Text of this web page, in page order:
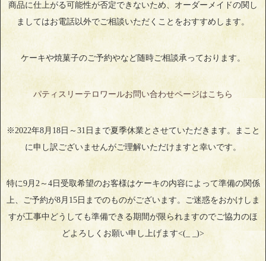
商品に仕上がる可能性が否定できないため、オーダーメイドの関し
ましてはお電話以外でご相談いただくことをおすすめします。
ケーキや焼菓子のご予約やなど随時ご相談承っております。
パティスリーテロワールお問い合わせページはこちら
※2022年8月18日～31日まで夏季休業とさせていただきます。まこと
に申し訳ございませんがご理解いただけますと幸いです。
特に9月2～4日受取希望のお客様はケーキの内容によって準備の関係
上、ご予約が8月15日までのものがございます。ご迷惑をおかけしま
すが工事中どうしても準備できる期間が限られますのでご協力のほ
どよろしくお願い申し上げます<(_ _)>